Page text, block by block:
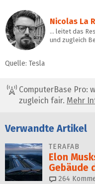
Nicolas La
… leitet das
und zugleich
Quelle: Tesla
ComputerBase Pro:
zugleich fair. Mehr
Verwandte Artikel
TERAFAB
Elon
Gebäude
264